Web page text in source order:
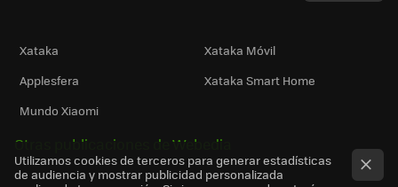
Xataka
Xataka Móvil
Applesfera
Xataka Smart Home
Mundo Xiaomi
Otras publicaciones de Webedia
Utilizamos cookies de terceros para generar estadísticas
de audiencia y mostrar publicidad personalizada